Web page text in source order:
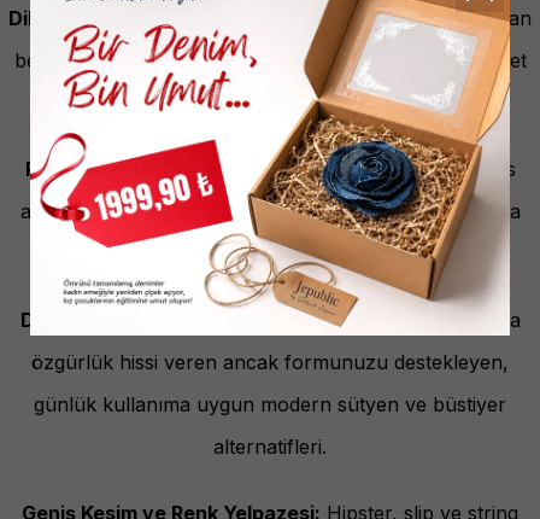
Dikişsiz (Seamless) Teknolojisi:
Dar kıyafetlerin altından
belli olmayan, cildi tahriş etmeyen ve pürüzsüz bir silüet
sunan Jepublic dikişsiz külot ve büstiyer modelleri.
Pamuklu ve Modal Karışımları:Cildin gün boyu nefes
almasını sağlayan, terletmeyen ve yumuşak dokusuyla
hassas ciltler için ideal olan doğal lifli tasarımlar.
Destekleyici ve Soft Bra Modelleri: Balensiz yapısıyla
özgürlük hissi veren ancak formunuzu destekleyen,
günlük kullanıma uygun modern sütyen ve büstiyer
alternatifleri.
Geniş Kesim ve Renk Yelpazesi: Hipster, slip ve string